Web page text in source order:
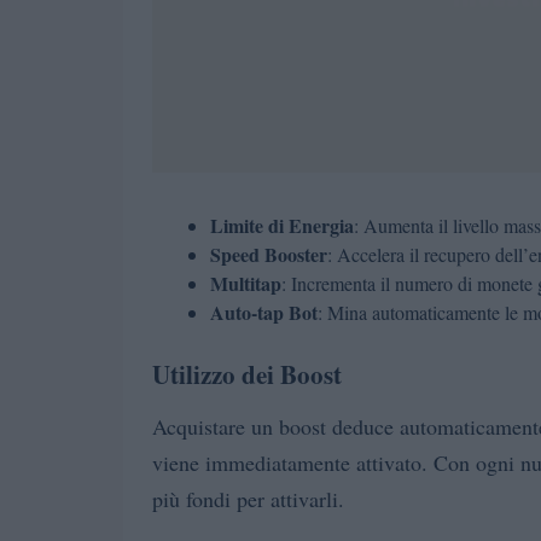
Limite di Energia: Aumenta il livello
Speed Booster: Accelera il recupero
Multitap: Incrementa il numero di monete
Auto-tap Bot: Mina automaticamente le
Utilizzo dei Boost
Acquistare un boost deduce
viene immediatamente attivato. Con ogni
più fondi per attivarli.